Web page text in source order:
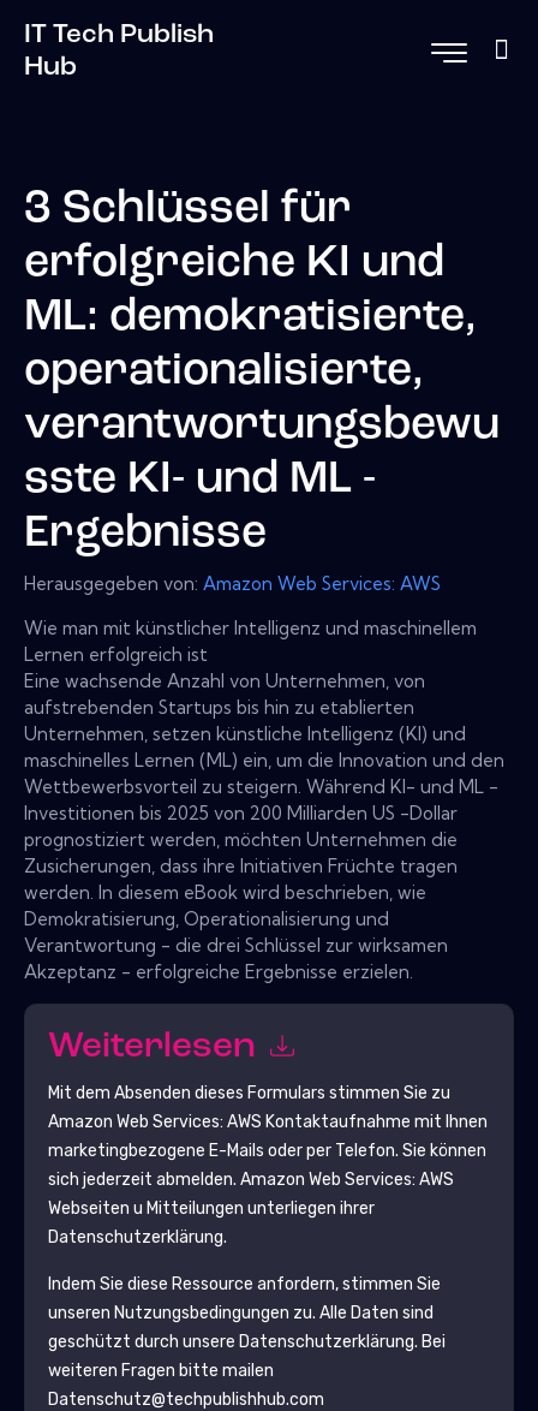
IT Tech Publish
Hub
3 Schlüssel für
erfolgreiche KI und
ML: demokratisierte,
operationalisierte,
verantwortungsbewu
sste KI- und ML -
Ergebnisse
Herausgegeben von: Amazon Web Services: AWS
Wie man mit künstlicher Intelligenz und maschinellem
Lernen erfolgreich ist
Eine wachsende Anzahl von Unternehmen, von
aufstrebenden Startups bis hin zu etablierten
Unternehmen, setzen künstliche Intelligenz (KI) und
maschinelles Lernen (ML) ein, um die Innovation und den
Wettbewerbsvorteil zu steigern. Während KI- und ML -
Investitionen bis 2025 von 200 Milliarden US -Dollar
prognostiziert werden, möchten Unternehmen die
Zusicherungen, dass ihre Initiativen Früchte tragen
werden. In diesem eBook wird beschrieben, wie
Demokratisierung, Operationalisierung und
Verantwortung - die drei Schlüssel zur wirksamen
Akzeptanz - erfolgreiche Ergebnisse erzielen.
Weiterlesen
Mit dem Absenden dieses Formulars stimmen Sie zu
Amazon Web Services: AWS Kontaktaufnahme mit Ihnen
marketingbezogene E-Mails oder per Telefon. Sie können
sich jederzeit abmelden. Amazon Web Services: AWS
Webseiten u Mitteilungen unterliegen ihrer
Datenschutzerklärung.
Indem Sie diese Ressource anfordern, stimmen Sie
unseren Nutzungsbedingungen zu. Alle Daten sind
geschützt durch unsere Datenschutzerklärung. Bei
weiteren Fragen bitte mailen
Datenschutz@techpublishhub.com